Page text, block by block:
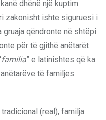
dhënë një kuptim
zakonisht ishte siguruesi i
gruaja qëndronte në shtëpi
për të gjithë anëtarët
familia” e latinishtes që ka
të familjes
(real), familja